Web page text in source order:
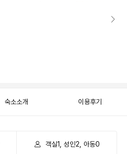
숙소소개 이용후기
객실1, 성인2, 아동0